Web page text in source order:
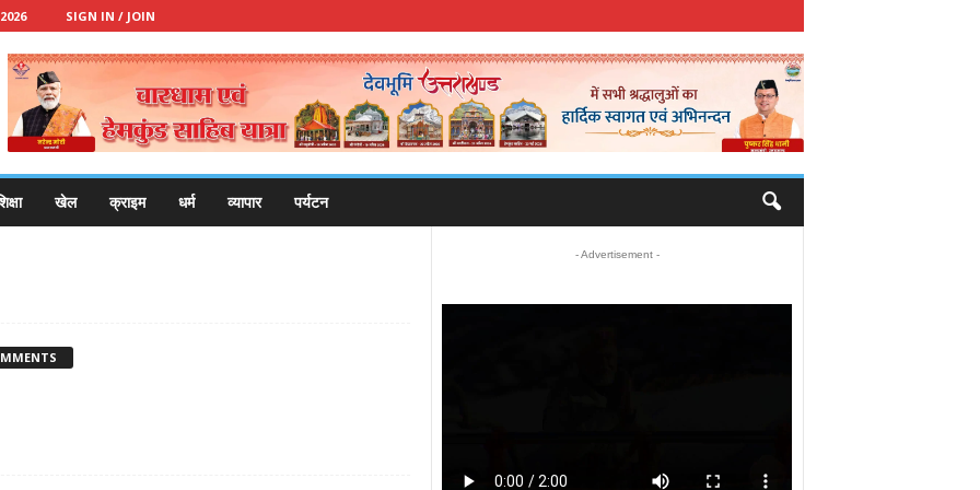
SIGN IN / JOIN
खेल क्राइम धर्म व्यापार पर्यटन
- Advertisement -